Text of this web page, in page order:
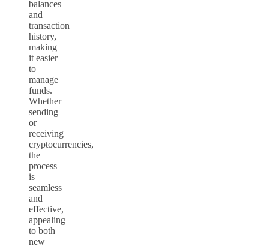
balances
and
transaction
history,
making
it easier
to
manage
funds.
Whether
sending
or
receiving
cryptocurrencies,
the
process
is
seamless
and
effective,
appealing
to both
new